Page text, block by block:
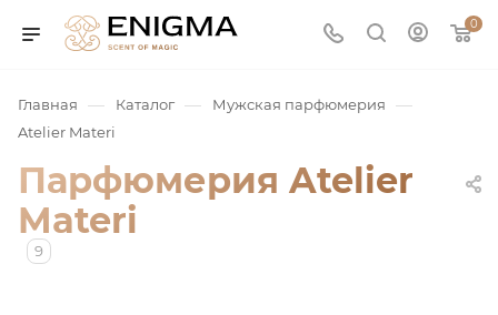
0
Главная — Каталог — Мужская парфюмерия —
Atelier Materi
Парфюмерия Atelier
Materi
9